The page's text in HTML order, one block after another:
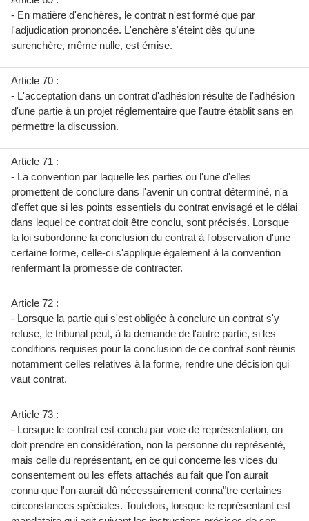
- En matière d'enchères, le contrat n'est formé que par
l'adjudication prononcée. L'enchère s'éteint dès qu'une
surenchère, même nulle, est émise.
Article 70 :
- L'acceptation dans un contrat d'adhésion résulte de l'adhésion
d'une partie à un projet réglementaire que l'autre établit sans en
permettre la discussion.
Article 71 :
- La convention par laquelle les parties ou l'une d'elles
promettent de conclure dans l'avenir un contrat déterminé, n'a
d'effet que si les points essentiels du contrat envisagé et le délai
dans lequel ce contrat doit être conclu, sont précisés. Lorsque
la loi subordonne la conclusion du contrat à l'observation d'une
certaine forme, celle-ci s'applique également à la convention
renfermant la promesse de contracter.
Article 72 :
- Lorsque la partie qui s'est obligée à conclure un contrat s'y
refuse, le tribunal peut, à la demande de l'autre partie, si les
conditions requises pour la conclusion de ce contrat sont réunis
notamment celles relatives à la forme, rendre une décision qui
vaut contrat.
Article 73 :
- Lorsque le contrat est conclu par voie de représentation, on
doit prendre en considération, non la personne du représenté,
mais celle du représentant, en ce qui concerne les vices du
consentement ou les effets attachés au fait que l'on aurait
connu que l'on aurait dû nécessairement conna"tre certaines
circonstances spéciales. Toutefois, lorsque le représentant est